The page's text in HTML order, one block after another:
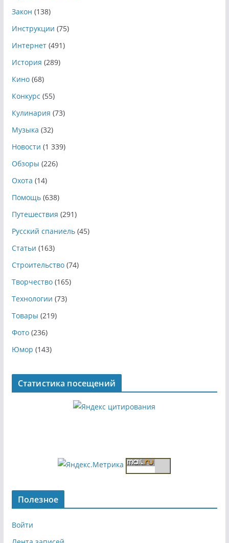
Закон (138)
Инструкции (75)
Интернет(491)
История (289)
Кино(68)
Конкурс (55)
Кулинария (73)
Музыка (32)
Новости (1 339)
Обзоры (226)
Охота (14)
Помощь(638)
Путешествия (291)
Русский спаниель(45)
Статьи (163)
Строительство(74)
Творчество(165)
Технологии (73)
Товары (219)
Фото(236)
Юмор (143)
Статистика посещений
Полезное
Войти